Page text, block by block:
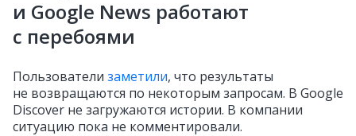
и Google News работают
с перебоями
Пользователи заметили, что результаты
не возвращаются по некоторым запросам. В Google
Discover не загружаются истории. В компании
ситуацию пока не комментировали.